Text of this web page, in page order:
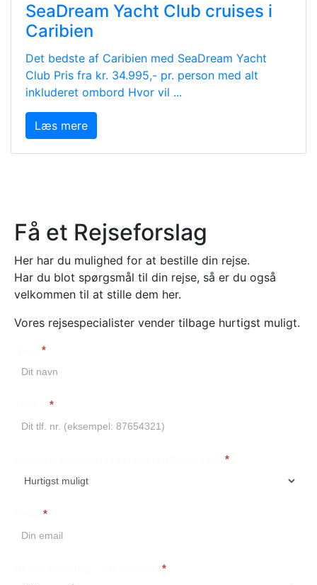
SeaDream Yacht Club cruises i
Caribien
Det bedste af Caribien med SeaDream Yacht
Club Pris fra kr. 34.995,- pr. person med alt
inkluderet ombord Hvor vil ...
Læs mere
Få et Rejseforslag
Her har du mulighed for at bestille din rejse.
Har du blot spørgsmål til din rejse, så er du også
velkommen til at stille dem her.
Vores rejsespecialister vender tilbage hurtigst muligt.
Booking
*
*
*
*
*